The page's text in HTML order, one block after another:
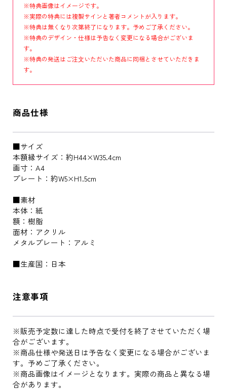
※特典画像はイメージです。
※実際の特典には複製サインと著者コメントが入ります。
※特典は無くなり次第終了になります。予めご了承ください。
※特典のデザイン・仕様は予告なく変更になる場合がございま
す。
※特典の発送はご注⽂いただいた商品に同梱とさせていただきま
す。
商品仕様
■サイズ
本額縁サイズ：約H44×W35.4cm
画寸：A4
プレート：約W5×H1.5cm
■素材
本体：紙
額：樹脂
面材：アクリル
メタルプレート：アルミ
■生産国：日本
注意事項
※販売予定数に達した時点で受付を終了させていただく場
合がございます。
※商品仕様や発送日は予告なく変更になる場合がございま
す。予めご了承ください。
※商品画像はイメージとなります。実際の商品と異なる場
合があります。